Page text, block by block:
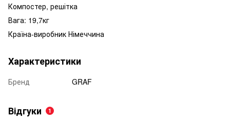
Компостер, решітка
Вага: 19,7кг
Країна-виробник Німеччина
Характеристики
Бренд GRAF
Відгуки 1